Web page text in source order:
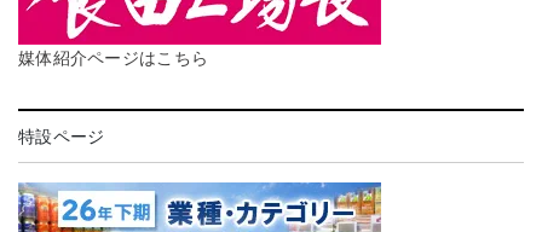
媒体紹介ページはこちら
特設ページ